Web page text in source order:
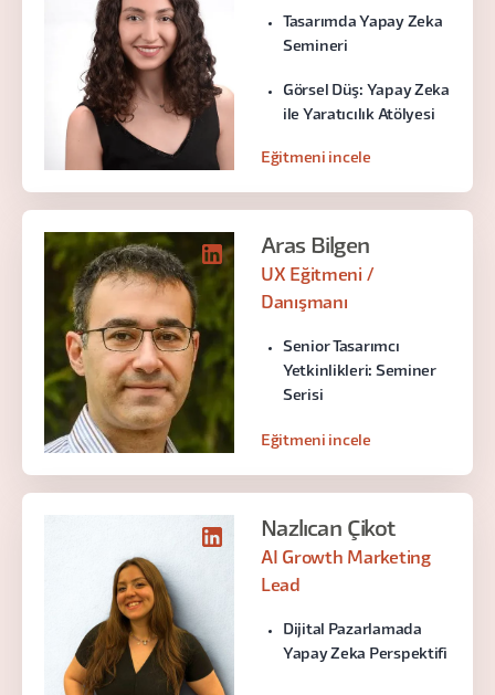
Tasarımda Yapay Zeka
Semineri
Görsel Düş: Yapay Zeka
ile Yaratıcılık Atölyesi
Eğitmeni incele
Aras Bilgen
UX Eğitmeni /
Danışmanı
Senior Tasarımcı
Yetkinlikleri: Seminer
Serisi
Eğitmeni incele
Nazlıcan Çikot
AI Growth Marketing
Lead
Dijital Pazarlamada
Yapay Zeka Perspektifi